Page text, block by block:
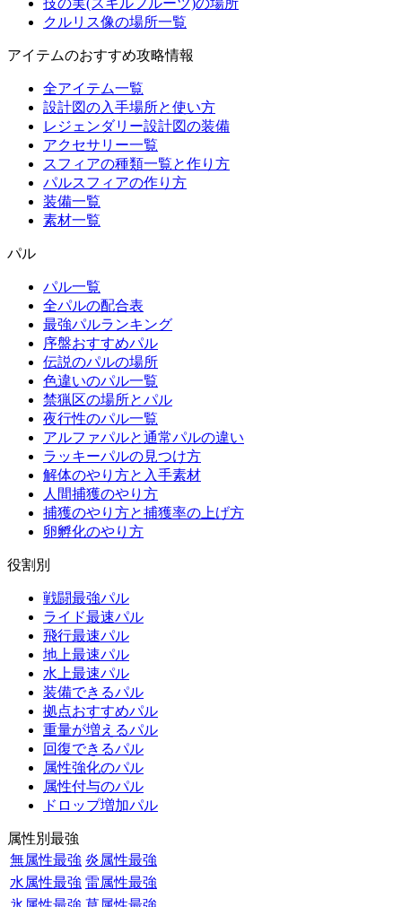
技の実(スキルフルーツ)の場所
クルリス像の場所一覧
アイテムのおすすめ攻略情報
全アイテム一覧
設計図の入手場所と使い方
レジェンダリー設計図の装備
アクセサリー一覧
スフィアの種類一覧と作り方
パルスフィアの作り方
装備一覧
素材一覧
パル
パル一覧
全パルの配合表
最強パルランキング
序盤おすすめパル
伝説のパルの場所
色違いのパル一覧
禁猟区の場所とパル
夜行性のパル一覧
アルファパルと通常パルの違い
ラッキーパルの見つけ方
解体のやり方と入手素材
人間捕獲のやり方
捕獲のやり方と捕獲率の上げ方
卵孵化のやり方
役割別
戦闘最強パル
ライド最速パル
飛行最速パル
地上最速パル
水上最速パル
装備できるパル
拠点おすすめパル
重量が増えるパル
回復できるパル
属性強化のパル
属性付与のパル
ドロップ増加パル
属性別最強
無属性最強 炎属性最強
水属性最強 雷属性最強